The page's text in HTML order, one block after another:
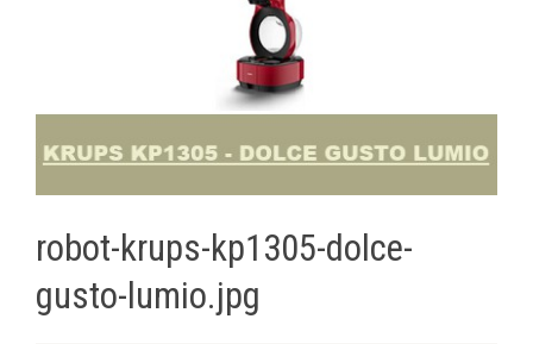
robot-krups-kp1305-dolce-
gusto-lumio.jpg